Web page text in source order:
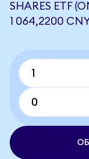
SHARES ETF
1 064,2200